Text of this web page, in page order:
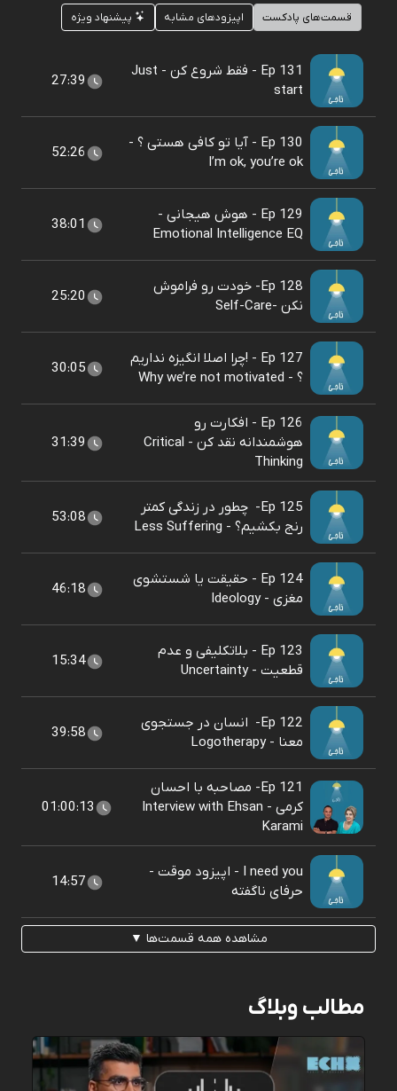
قسمت‌های پادکست اپیزودهای مشابه پیشنهاد ویژه
Ep 131 - فقط شروع کن - Just
start
27:39
Ep 130 - آیا تو کافی هستی ؟ -
I’m ok, you’re ok
52:26
Ep 129 - هوش هیجانی -
Emotional Intelligence EQ
38:01
Ep 128- خودت رو فراموش
نکن -Self-Care
25:20
Ep 127 - !چرا اصلا انگیزه نداریم
؟ - Why we’re not motivated
30:05
Ep 126 - افکارت رو
هوشمندانه نقد کن - Critical
Thinking
31:39
Ep 125- ‌ چطور در زندگی کمتر
رنج بکشیم؟ - Less Suffering
53:08
Ep 124 - ‌حقیقت یا شستشوی
مغزی - Ideology
46:18
Ep 123 - بلاتکلیفی و عدم
قطعیت - Uncertainty
15:34
Ep 122- ‌ انسان در جستجوی
معنا - Logotherapy
39:58
Ep 121- ‌مصاحبه با احسان
کرمی - Interview with Ehsan
Karami
01:00:13
I need you - اپیزود موقت -
حرفای ناگفته
14:57
مشاهده همه قسمت‌ها ▼
مطالب وبلاگ